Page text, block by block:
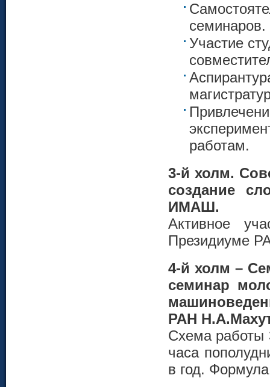
семинаров.
Участие
работам.
3-й холм.
создание
ИМАШ.
Активное
Президиуме
4-й холм –
семинар
РАН
Схема работы
часа
в год.